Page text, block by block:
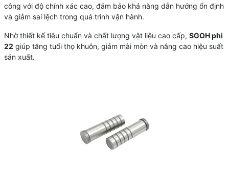
công với độ chính xác cao, đảm bảo khả năng dẫn hướng ổn định
và giảm sai lệch trong quá trình vận hành.
Nhờ thiết kế tiêu chuẩn và chất lượng vật liệu cao cấp, SGOH phi
22 giúp tăng tuổi thọ khuôn, giảm mài mòn và nâng cao hiệu suất
sản xuất.